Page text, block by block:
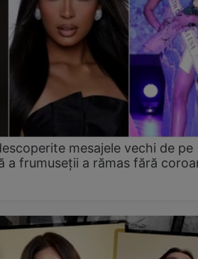
mesajele vechi de pe
a frumuseții a rămas fără